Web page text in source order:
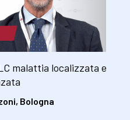
malattia localizzata e
Bologna